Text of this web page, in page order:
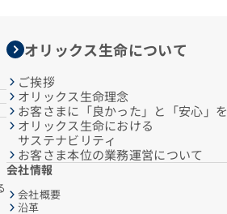
オリックス生命について
ご挨拶
オリックス生命理念
お客さまに「良かった」と「安心」を
オリックス生命における
サステナビリティ
お客さま本位の業務運営について
会社情報
会社概要
沿革